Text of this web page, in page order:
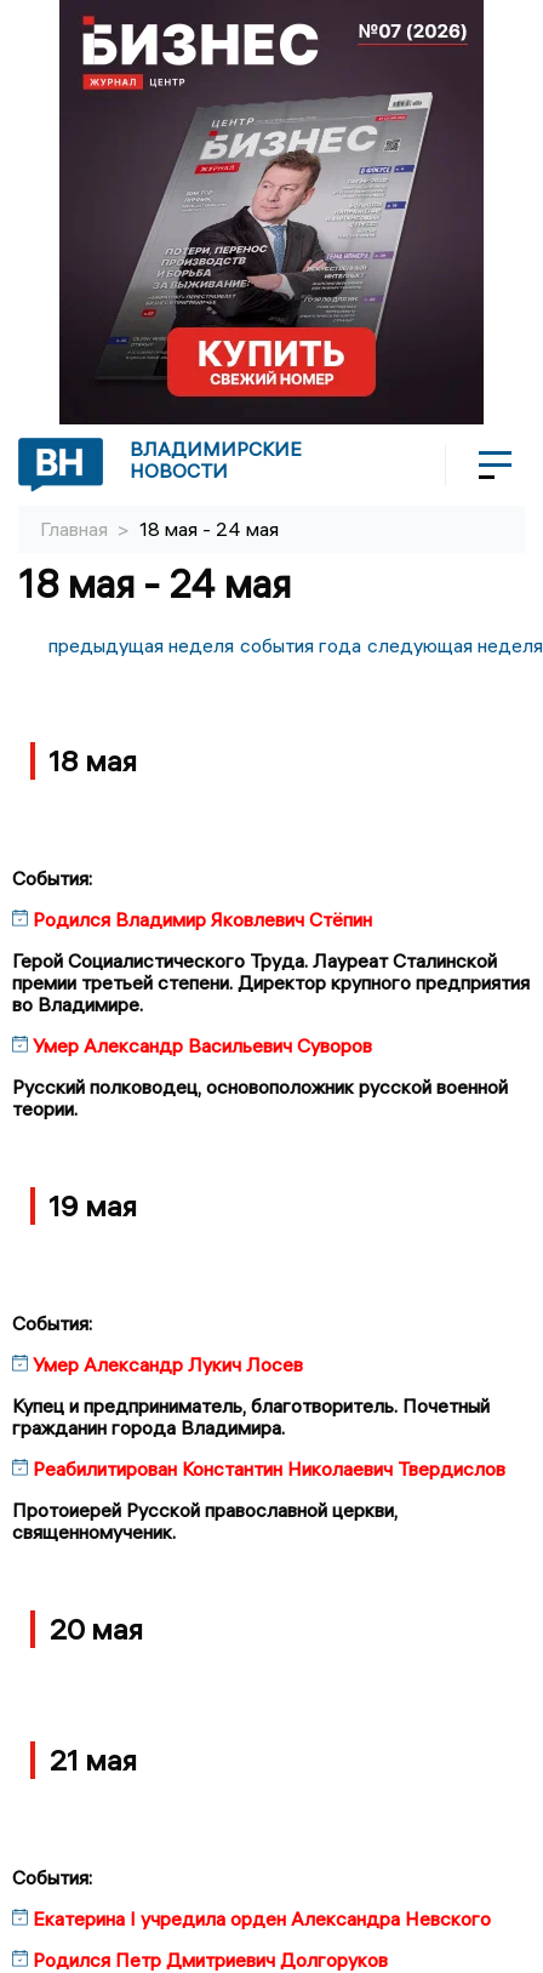
ВЛАДИМИРСКИЕ
НОВОСТИ
Главная > 18 мая - 24 мая
18 мая - 24 мая
предыдущая неделя события года следующая неделя
18 мая
События:
Родился Владимир Яковлевич Стёпин
Герой Социалистического Труда. Лауреат Сталинской
премии третьей степени. Директор крупного предприятия
во Владимире.
Умер Александр Васильевич Суворов
Русский полководец, основоположник русской военной
теории.
19 мая
События:
Умер Александр Лукич Лосев
Купец и предприниматель, благотворитель. Почетный
гражданин города Владимира.
Реабилитирован Константин Николаевич Твердислов
Протоиерей Русской православной церкви,
священномученик.
20 мая
21 мая
События:
Екатерина I учредила орден Александра Невского
Родился Петр Дмитриевич Долгоруков